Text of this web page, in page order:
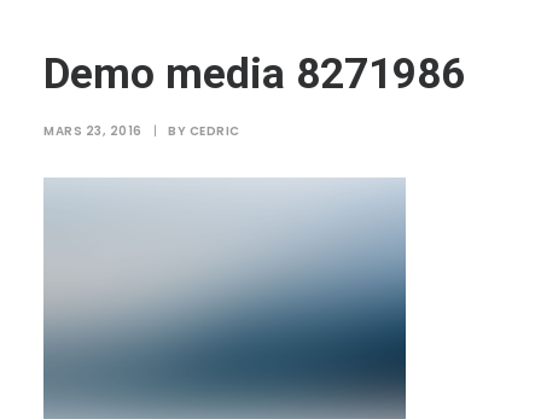
Demo media 8271986
MARS 23, 2016 | BY CEDRIC